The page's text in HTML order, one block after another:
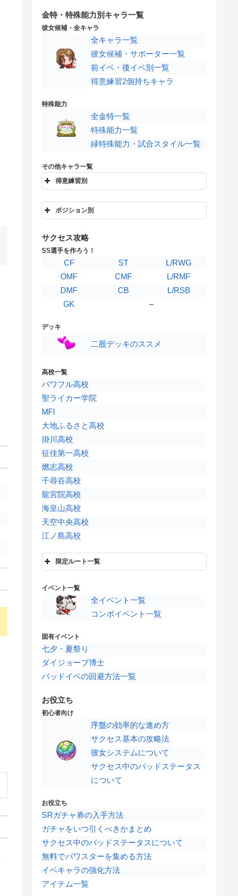
金特・特殊能力別キャラ一覧
彼女候補・全キャラ
全キャラ一覧
彼女候補・サポーター一覧
前イベ・後イベ別一覧
得意練習2個持ちキャラ
特殊能力
全金特一覧
特殊能力一覧
緑特殊能力・試合スタイル一覧
その他キャラ一覧
得意練習別
フィジカル練習
ポジション別
DFキャラ
サクセス攻略
SS選手を作ろう！
CF ST
L/RWG
OMF
CMF
L/RMF
DMF
CB
L/RSB
GK
–
デッキ
二股デッキのススメ
高校一覧
パワフル高校
聖ライカー学院
MFI
大地ふるさと高校
掛川高校
征佳第一高校
燃志高校
千尋谷高校
龍宮院高校
海皇山高校
天空中央高校
江ノ島高校
限定ルート一覧
青空タッグ
聖ライカー学院
大地ふるさと高校
掛川高校
イベント一覧
全イベント一覧
コンボイベント一覧
固有イベント
七夕・夏祭り
ダイジョーブ博士
バッドイベの回避方法一覧
お役立ち
初心者向け
序盤の効率的な進め方
サクセス基本の攻略法
彼女システムについて
サクセス中のバッドステータス
について
お役立ち
SRガチャ券の入手方法
ガチャをいつ引くべきかまとめ
サクセス中のバッドステータスについて
無料でパワスターを集める方法
イベキャラの強化方法
アイテム一覧